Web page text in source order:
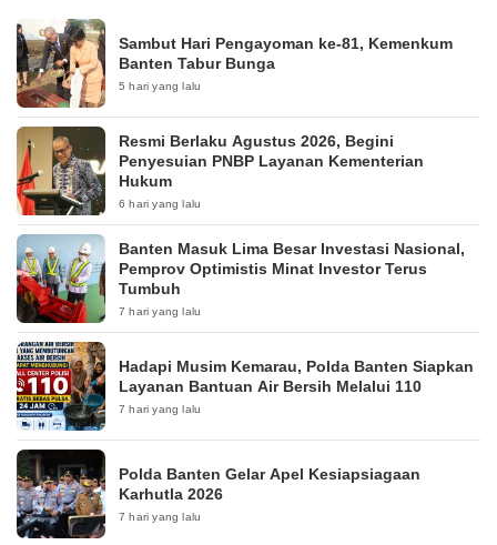
Sambut Hari Pengayoman ke-81, Kemenkum
Banten Tabur Bunga
5 hari yang lalu
Resmi Berlaku Agustus 2026, Begini
Penyesuian PNBP Layanan Kementerian
Hukum
6 hari yang lalu
Banten Masuk Lima Besar Investasi Nasional,
Pemprov Optimistis Minat Investor Terus
Tumbuh
7 hari yang lalu
Hadapi Musim Kemarau, Polda Banten Siapkan
Layanan Bantuan Air Bersih Melalui 110
7 hari yang lalu
Polda Banten Gelar Apel Kesiapsiagaan
Karhutla 2026
7 hari yang lalu